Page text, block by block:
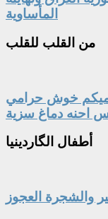
المأساوية
من القلب للقلب
خوش حرامي
أطفال الگاردينيا
والشجرة العجوز